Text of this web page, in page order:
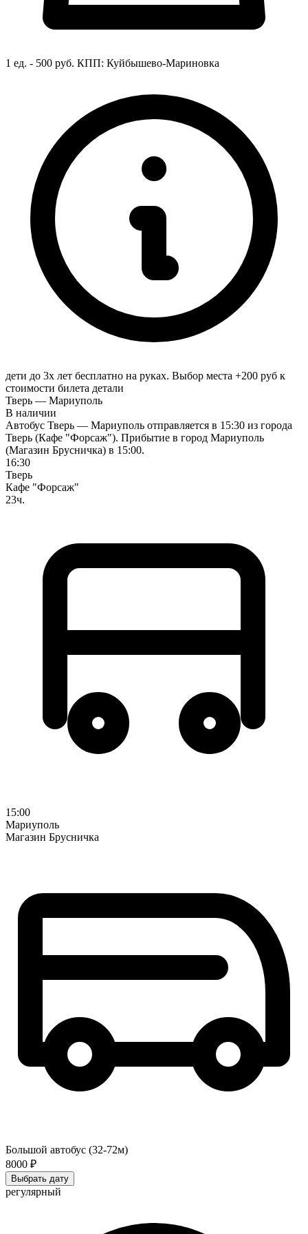
1 ед. - 500 руб. КПП: Куйбышево-Мариновка
дети до 3х лет бесплатно на руках. Выбор места +200 руб к
стоимости билета детали
Тверь — Мариуполь
В наличии
Автобус Тверь — Мариуполь отправляется в 15:30 из города
Тверь (Кафе "Форсаж"). Прибытие в город Мариуполь
(Магазин Брусничка) в 15:00.
16:30
Тверь
Кафе "Форсаж"
23ч.
15:00
Мариуполь
Магазин Брусничка
Большой автобус (32-72м)
8000 ₽
Выбрать дату
регулярный